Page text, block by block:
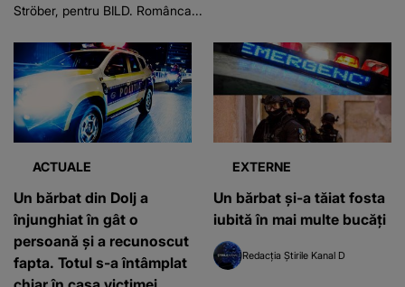
Ströber, pentru BILD. Românca...
ACTUALE
Un bărbat din Dolj a
înjunghiat în gât o
persoană și a recunoscut
fapta. Totul s-a întâmplat
EXTERNE
Un bărbat și-a tăiat fosta
iubită în mai multe bucăți
Redacția Știrile Kanal D